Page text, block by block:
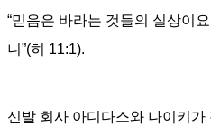
“믿음은 바라는 것들의 실상이
니 ”(히 11:1).
신발 회사 아디다스와 나이키가